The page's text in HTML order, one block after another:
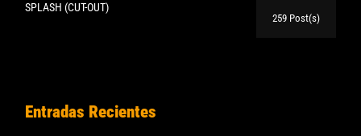
SPLASH (CUT-OUT)
259 Post(s)
Entradas Recientes